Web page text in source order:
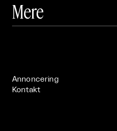
 Art Matter Festival
Mere
Annoncering
Kontakt